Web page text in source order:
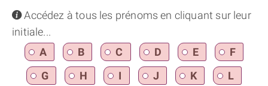
infoAccédez à tous les prénoms en cliquant sur leur
initiale...
A
B C D E
F
G
H I J K
L